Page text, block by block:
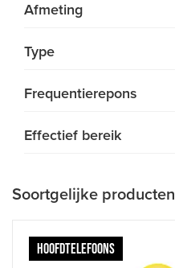
Afmeting
Type
Frequentierepons
Effectief bereik
Soortgelijke producten
HOOFDTELEFOONS